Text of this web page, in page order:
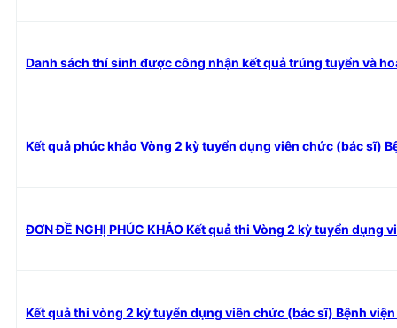
Danh sách thí sinh được công nhận kết quả trúng tuyển và
Kết quả phúc khảo Vòng 2 kỳ tuyển dụng viên chức (bác sĩ)
ĐƠN ĐỀ NGHỊ PHÚC KHẢO Kết quả thi Vòng 2 kỳ tuyển
Kết quả thi vòng 2 kỳ tuyển dụng viên chức (bác sĩ) Bệnh